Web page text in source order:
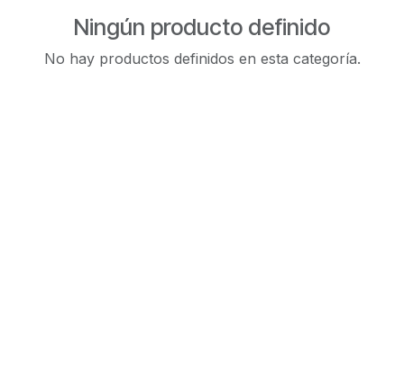
Ningún producto definido
No hay productos definidos en esta categoría.